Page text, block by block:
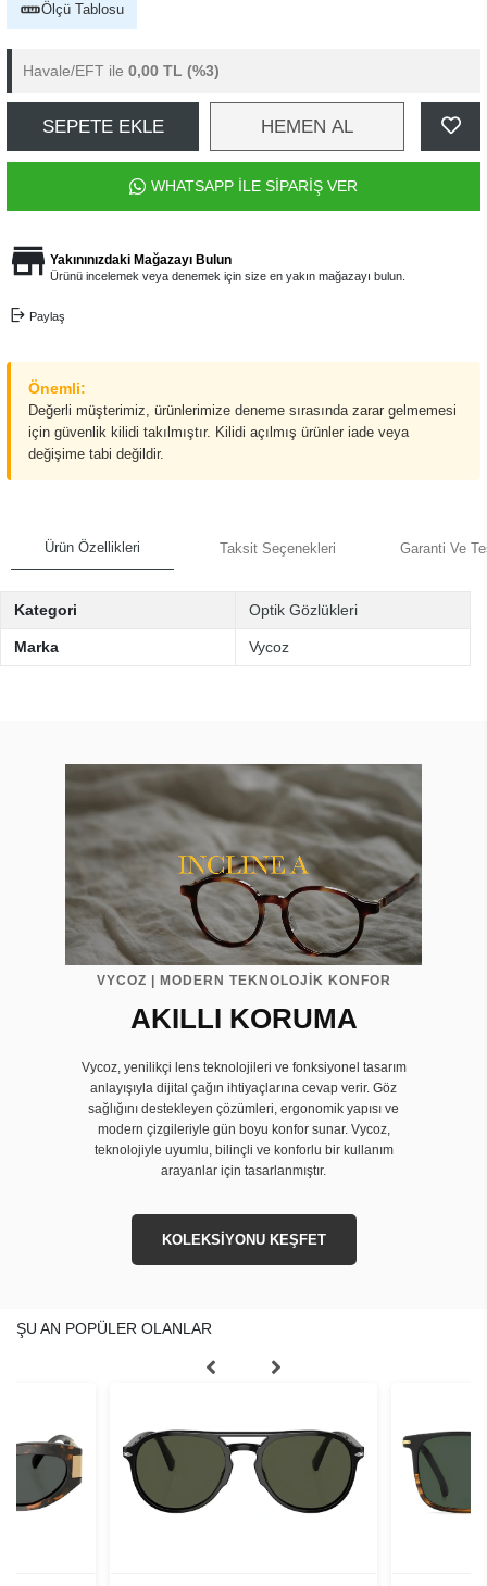
Ölçü Tablosu
Havale/EFT ile 0,00 TL (%3)
SEPETE EKLE HEMEN AL
WHATSAPP İLE SİPARİŞ VER
Yakınınızdaki Mağazayı Bulun
Ürünü incelemek veya denemek için size en yakın mağazayı bulun.
Paylaş
Önemli:
Değerli müşterimiz, ürünlerimize deneme sırasında zarar gelmemesi
için güvenlik kilidi takılmıştır. Kilidi açılmış ürünler iade veya
değişime tabi değildir.
Ürün Özellikleri Taksit Seçenekleri Garanti Ve
Kategori Optik Gözlükleri
Marka Vycoz
VYCOZ | MODERN TEKNOLOJİK KONFOR
AKILLI KORUMA
Vycoz, yenilikçi lens teknolojileri ve fonksiyonel tasarım
anlayışıyla dijital çağın ihtiyaçlarına cevap verir. Göz
sağlığını destekleyen çözümleri, ergonomik yapısı ve
modern çizgileriyle gün boyu konfor sunar. Vycoz,
teknolojiyle uyumlu, bilinçli ve konforlu bir kullanım
arayanlar için tasarlanmıştır.
KOLEKSİYONU KEŞFET
ŞU AN POPÜLER OLANLAR